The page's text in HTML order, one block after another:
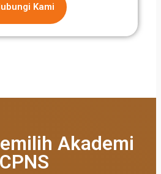
Kami
Akademi
CPNS